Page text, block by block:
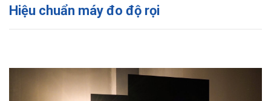
Hiệu chuẩn máy đo độ rọi